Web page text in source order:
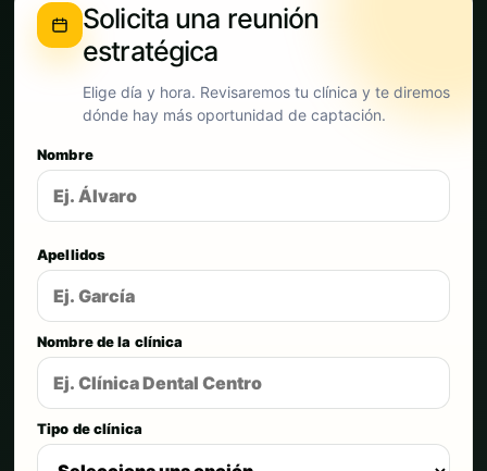
Solicita una reunión
estratégica
Elige día y hora. Revisaremos tu clínica y te diremos
dónde hay más oportunidad de captación.
Nombre
Apellidos
Nombre de la clínica
Tipo de clínica